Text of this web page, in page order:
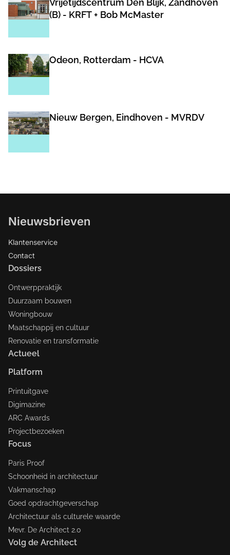
Vrijetijdscentrum Den Blijk, Zandhoven
(B) - KRFT + Bob McMaster
Odeon, Rotterdam - HCVA
Nieuw Bergen, Eindhoven - MVRDV
Nieuwsbrieven
Klantenservice
Contact
Dossiers
Ontwerppraktijk
Duurzaam bouwen
Woningbouw
Maatschappij en cultuur
Renovatie en transformatie
Actueel
Platform
Printuitgave
Digimazine
ARC Awards
Projectbezoeken
Focus
Paris Proof
Schoonheid in architectuur
Vakmanschap
Goed opdrachtgeverschap
Architectuur als culturele waarde
Mevr. De Architect 2.0
Volg de Architect